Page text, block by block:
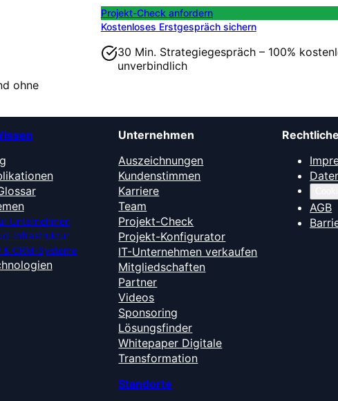
ohne
Projekt-Check anfordern
Kostenloses Erstgespräch sichern
30 Min. Strategiegespräch – 100%
unverbindlich
Unternehmen
Infrastruktur
& CRM-Systeme
Unternehmen
Auszeichnungen
Kundenstimmen
Karriere
Team
Projekt-Check
Projekt-Konfigurator
IT-Unternehmen verkaufen
Mitgliedschaften
Partner
Videos
Sponsoring
Lösungsfinder
Whitepaper Digitale
Transformation
Standorte
AGB